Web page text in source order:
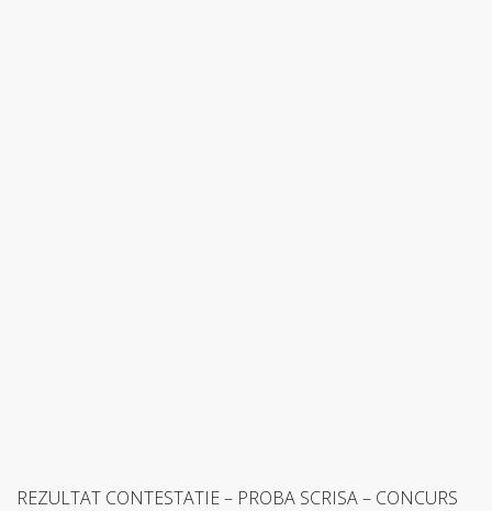
REZULTAT CONTESTATIE – PROBA SCRISA – CONCURS